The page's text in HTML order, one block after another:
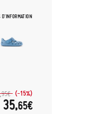
D'INFORMATION
95€ (-15%)
35,65€